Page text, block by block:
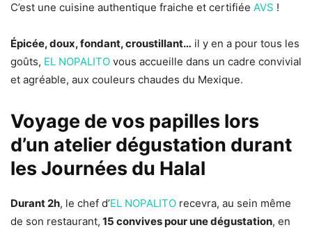
C’est une cuisine authentique fraiche et certifiée AVS !
Épicée, doux, fondant, croustillant… il y en a pour tous les
goûts, EL NOPALITO vous accueille dans un cadre convivial
et agréable, aux couleurs chaudes du Mexique.
Voyage de vos papilles lors
d’un atelier dégustation durant
les Journées du Halal
Durant 2h, le chef d’EL NOPALITO recevra, au sein même
de son restaurant, 15 convives pour une dégustation, en